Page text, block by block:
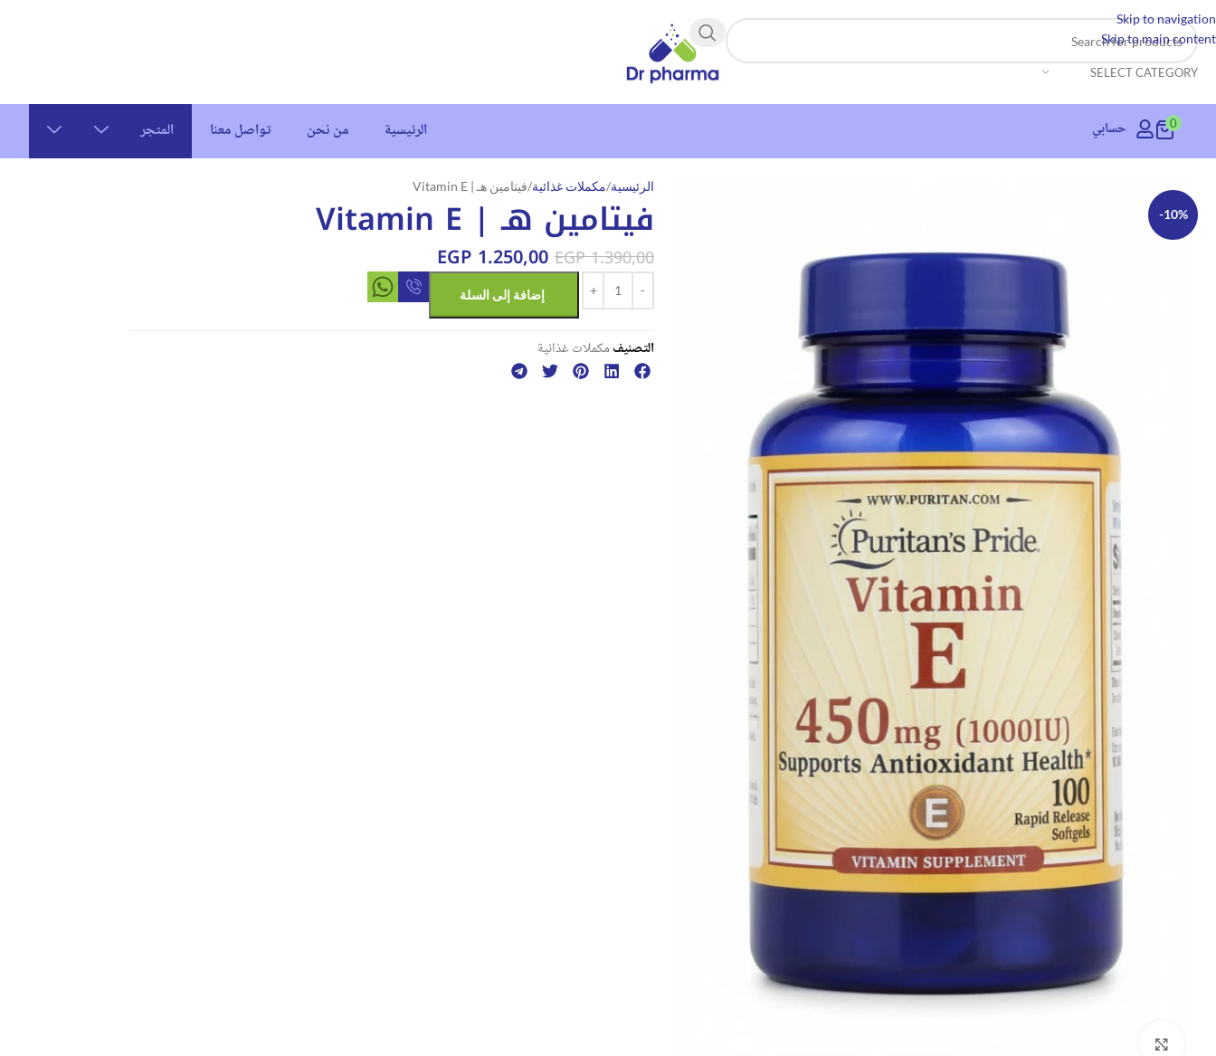
Skip to navigation
Skip to main content
SELECT CATEGORY
0 حسابي الرئيسية من نحن تواصل معنا المتجر
-10%
الرئيسية مكملات غذائية فيتامين هـ | Vitamin E
فيتامين هـ | Vitamin E
EGP1.390,00
EGP 1.250,00
إضافة إلى السلة
التصنيفمكملات غذائية